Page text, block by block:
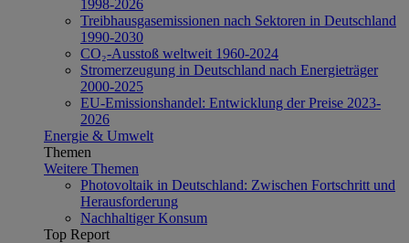
1998-2026
Treibhausgasemissionen nach Sektoren in Deutschland
1990-2030
CO₂-Ausstoß weltweit 1960-2024
Stromerzeugung in Deutschland nach Energieträger
2000-2025
EU-Emissionshandel: Entwicklung der Preise 2023-
2026
Energie & Umwelt
Themen
Weitere Themen
Photovoltaik in Deutschland: Zwischen Fortschritt und
Herausforderung
Nachhaltiger Konsum
Top Report